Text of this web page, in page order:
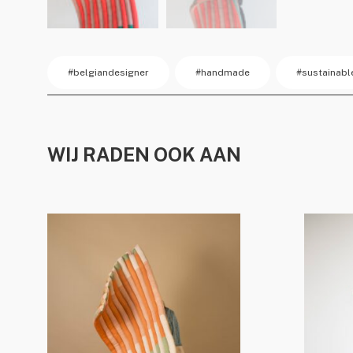
#belgiandesigner #handmade
WIJ RADEN OOK AAN